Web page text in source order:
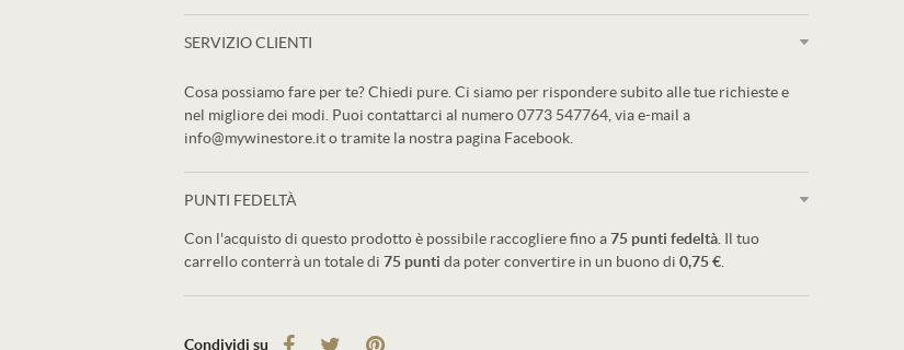
SERVIZIO CLIENTI
Cosa possiamo fare per te? Chiedi pure. Ci siamo per rispondere subito alle tue richieste e
nel migliore dei modi. Puoi contattarci al numero 0773 547764, via e-mail a
info@mywinestore.it o tramite la nostra pagina Facebook.
PUNTI FEDELTÀ
Con l'acquisto di questo prodotto è possibile raccogliere fino a75 punti fedeltà . Il tuo
carrello conterrà un totale di 75 punti da poter convertire in un buono di 0,75 €
Condividi su